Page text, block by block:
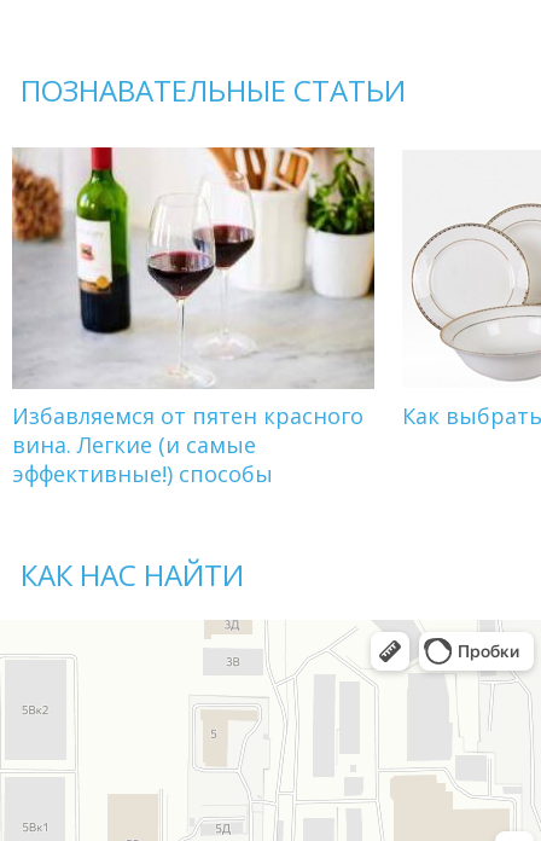
ПОЗНАВАТЕЛЬНЫЕ СТАТЬИ
Избавляемся от пятен красного
вина. Легкие (и самые
эффективные!) способы
Как
КАК НАС НАЙТИ